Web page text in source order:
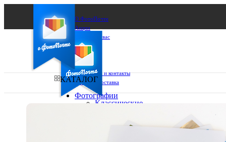
О ФотоПочте
Акции
Сделаем за вас
Бизнесу
FAQ
Франшиза
Поддержка и контакты
Оплата и доставка
КАТАЛОГ
Фотографии
Классические
10х15